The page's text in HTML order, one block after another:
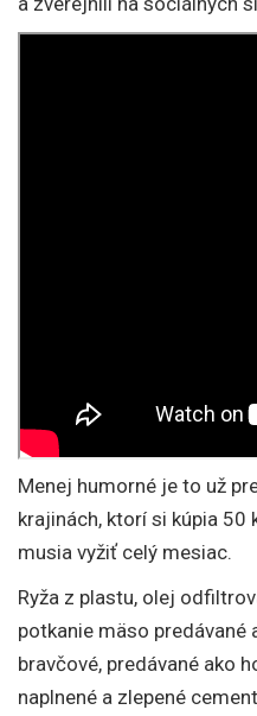
Menej humorné je to už
krajinách, ktorí si kúpia 50
musia vyžiť celý mesiac.
Ryža z plastu, olej
potkanie mäso predávané
bravčové, predávané ako
naplnené a zlepené